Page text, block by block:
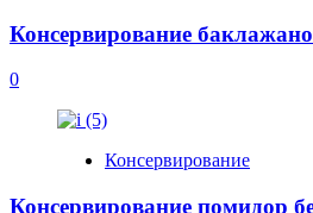
Консервирование
0
Консервирование
Консервирование помидор